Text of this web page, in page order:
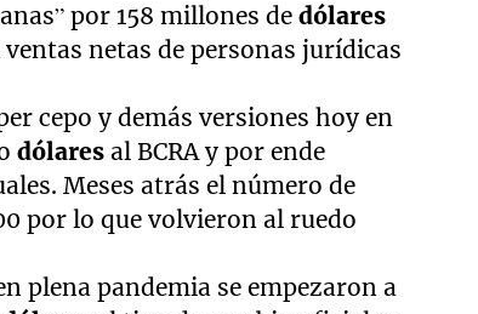
por 158 millones dedólares
netas de personas jurídicas
cepo y demás versiones hoy en
dólaresal BCRA y por ende
Meses atrás el número de
por lo que volvieron al ruedo
plena pandemia se empezaron a